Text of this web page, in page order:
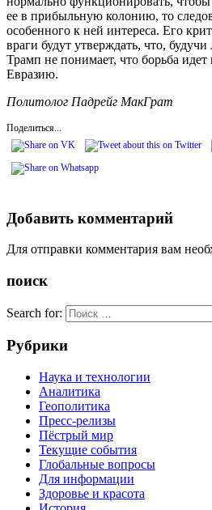
ее в прибыльную колонию, то
особенного к ней интереса. Его
враги будут утверждать, что,
Трамп не понимает, что борьба идет
Евразию.
Политолог Падрейг МакГрат
Поделиться...
Добавить комментарий
Для отправки комментария вам
поиск
Search for:
Рубрики
Наука и технологии
Аналитика
Геополитика
Пресс-релизы
Пёстрый мир
Текущие события
Глобальные вопросы
Для информации
Здоровье и красота